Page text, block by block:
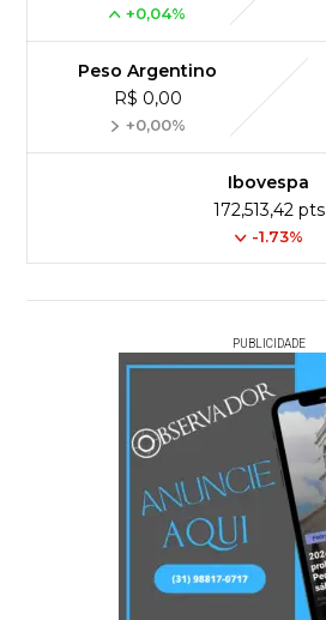
+0,04%
Peso Argentino
R$ 0,00
+0,00%
Ibovespa
172,513,42 pts
-1.73%
PUBLICIDADE